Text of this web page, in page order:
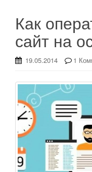
Как
сайт на
19.05.2014 1